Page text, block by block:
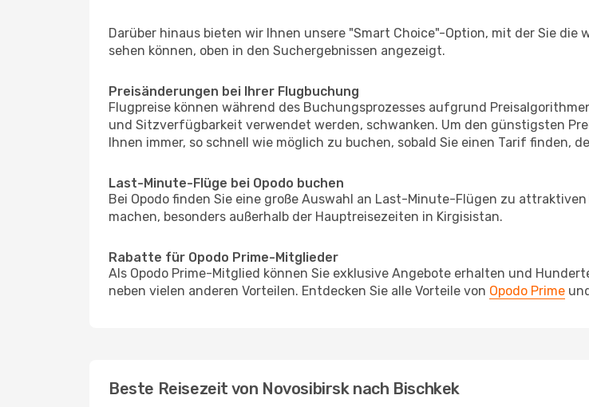
Darüber hinaus bieten wir Ihnen unsere "Smart Choice"-Option, mit der Sie
sehen können, oben in den Suchergebnissen angezeigt.
Preisänderungen bei Ihrer Flugbuchung
Flugpreise können während des Buchungsprozesses aufgrund
und Sitzverfügbarkeit verwendet werden, schwanken. Um den günstigsten
Ihnen immer, so schnell wie möglich zu buchen, sobald Sie einen Tarif finden,
Last-Minute-Flüge bei Opodo buchen
Bei Opodo finden Sie eine große Auswahl an Last-Minute-Flügen zu
machen, besonders außerhalb der Hauptreisezeiten in Kirgisistan.
Rabatte für Opodo Prime-Mitglieder
Als Opodo Prime-Mitglied können Sie exklusive Angebote erhalten und
neben vielen anderen Vorteilen. Entdecken Sie alle Vorteile von Opodo Prime
Beste Reisezeit von Novosibirsk nach Bischkek